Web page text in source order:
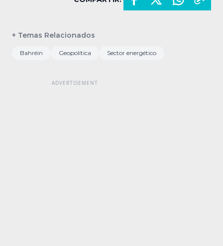
+ Temas Relacionados
Bahréin Geopolítica Sector energético